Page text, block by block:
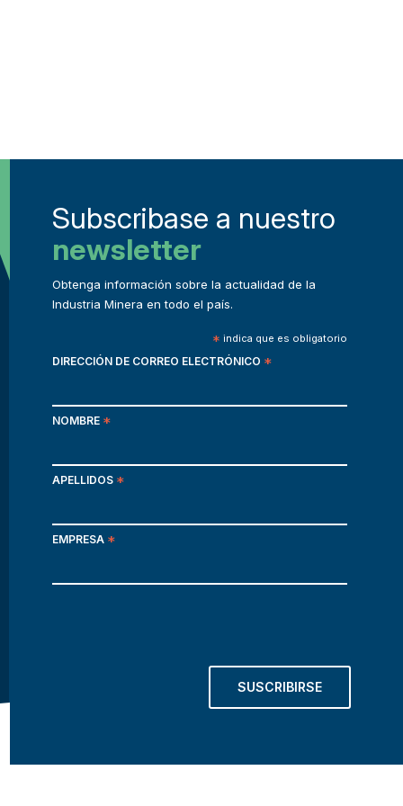
Subscribase a nuestro
newsletter
Obtenga información sobre la actualidad de la
Industria Minera en todo el país.
* indica que es obligatorio
DIRECCIÓN DE CORREO ELECTRÓNICO *
NOMBRE *
APELLIDOS *
EMPRESA *